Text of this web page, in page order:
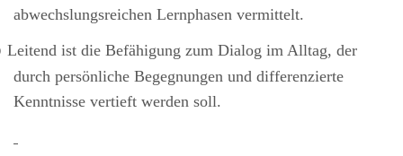
abwechslungsreichen Lernphasen vermittelt.
Leitend ist die Befähigung zum Dialog im Alltag, der
durch persönliche Begegnungen und differenzierte
Kenntnisse vertieft werden soll.